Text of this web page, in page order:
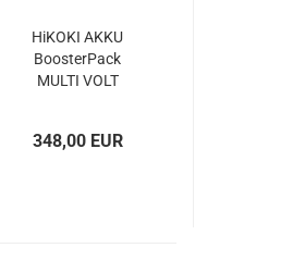
HiKOKI AKKU
BoosterPack
MULTI VOLT
348,00 EUR